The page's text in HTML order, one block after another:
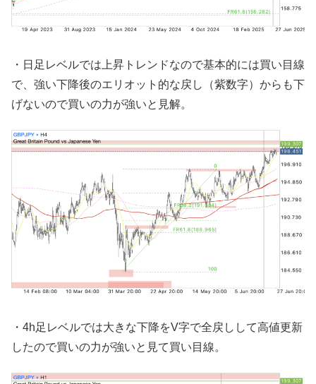
・日足レベルでは上昇トレンドなので基本的には買い目線
で、強い下降後のエリオット的な戻し（紫数字）からも下
げないので買いの力が強いと見解。
・4h足レベルでは大きな下降をV字で全戻しして高値更新
したので買いの力が強いと見て買い目線。